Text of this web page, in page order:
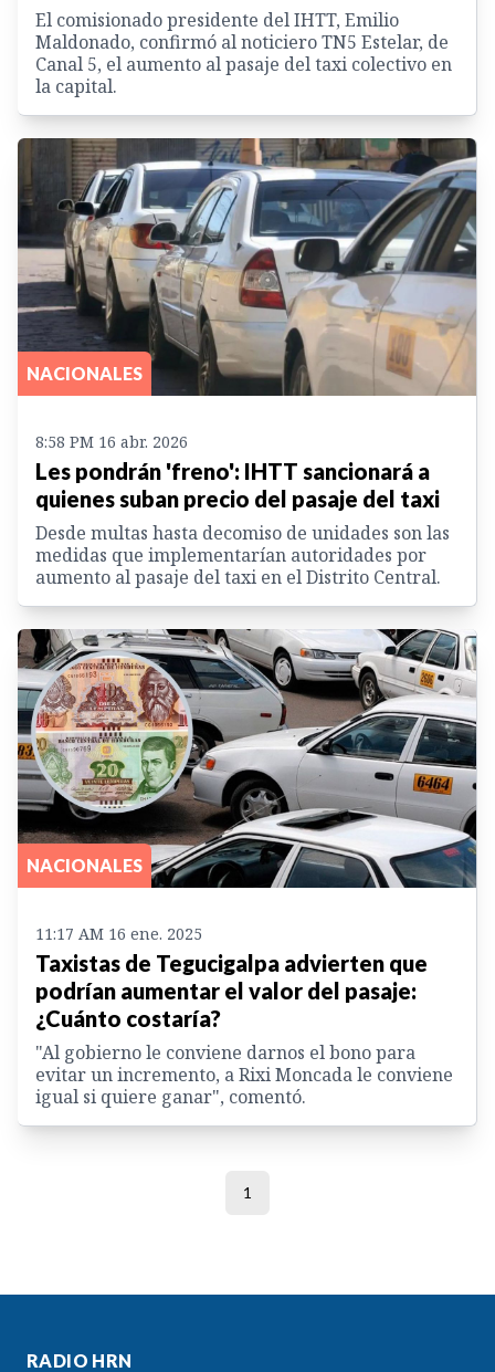
El comisionado presidente del IHTT, Emilio
Maldonado, confirmó al noticiero TN5 Estelar, de
Canal 5, el aumento al pasaje del taxi colectivo en
la capital.
NACIONALES
8:58 PM 16 abr. 2026
Les pondrán 'freno': IHTT sancionará a
quienes suban precio del pasaje del taxi
Desde multas hasta decomiso de unidades son las
medidas que implementarían autoridades por
aumento al pasaje del taxi en el Distrito Central.
NACIONALES
11:17 AM 16 ene. 2025
Taxistas de Tegucigalpa advierten que
podrían aumentar el valor del pasaje:
¿Cuánto costaría?
"Al gobierno le conviene darnos el bono para
evitar un incremento, a Rixi Moncada le conviene
igual si quiere ganar", comentó.
1
RADIO HRN